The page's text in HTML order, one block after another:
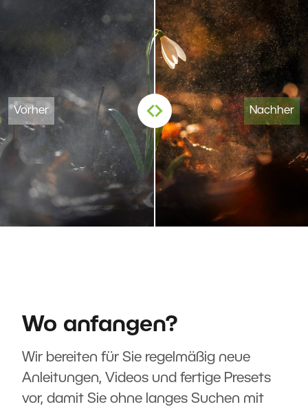
Wo anfangen?
Wir bereiten für Sie regelmäßig neue
Anleitungen, Videos und fertige Presets
vor, damit Sie ohne langes Suchen mit